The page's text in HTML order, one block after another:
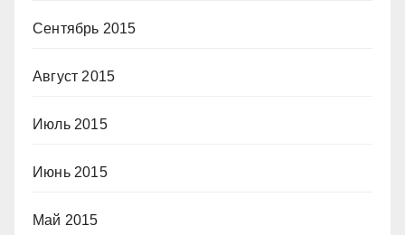
Сентябрь 2015
Август 2015
Июль 2015
Июнь 2015
Май 2015